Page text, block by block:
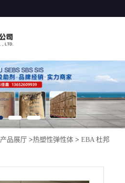
产品展厅 >热塑性弹性体 > EBA 杜邦